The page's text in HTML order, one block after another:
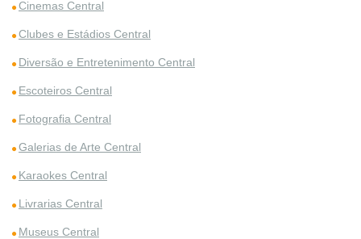
Cinemas Central
Clubes e Estádios Central
Diversão e Entretenimento Central
Escoteiros Central
Fotografia Central
Galerias de Arte Central
Karaokes Central
Livrarias Central
Museus Central